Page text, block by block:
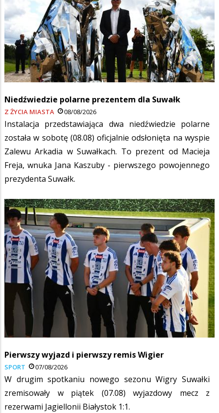
Niedźwiedzie polarne prezentem dla Suwałk
Z ŻYCIA MIASTA 08/08/2026
Instalacja przedstawiająca dwa niedźwiedzie polarne
została w sobotę (08.08) oficjalnie odsłonięta na wyspie
Zalewu Arkadia w Suwałkach. To prezent od Macieja
Freja, wnuka Jana Kaszuby - pierwszego powojennego
prezydenta Suwałk.
Pierwszy wyjazd i pierwszy remis Wigier
SPORT 07/08/2026
W drugim spotkaniu nowego sezonu Wigry Suwałki
zremisowały w piątek (07.08) wyjazdowy mecz z
rezerwami Jagiellonii Białystok 1:1.